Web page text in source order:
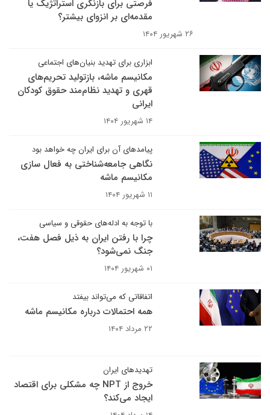
فرصتی برای بازنگری استراتژیک یا
مقدمه‌ای بر انزوای بیشتر؟
۲۶ شهریور ۱۴۰۴
ابزاری برای تهدید بنیان‌های اجتماعی
مکانیسم ماشه، بازتولید تحریم‌های
قهری و تهدید نظام‌مند حقوق کودکان
ایرانی
۱۴ شهریور ۱۴۰۴
پیامدهای آن برای ایران چه خواهد بود
نگاهی جامعه‌شناختی به فعال سازی
مکانیسم ماشه
۱۱ شهریور ۱۴۰۴
با توجه به ادله‌های حقوقی و سیاسی
چرا با رفتن ایران به ذیل فصل هفت،
جنگ نمی‌شود؟
۰۱ شهریور ۱۴۰۴
اتفاقاتی که می‌تواند بیفتد
همه احتمالات درباره مکانیسم ماشه
۲۲ مرداد ۱۴۰۴
تهدیدهای ایران
خروج از NPT چه مشکلی برای اقتصاد
ایجاد می‌‌‌کند؟